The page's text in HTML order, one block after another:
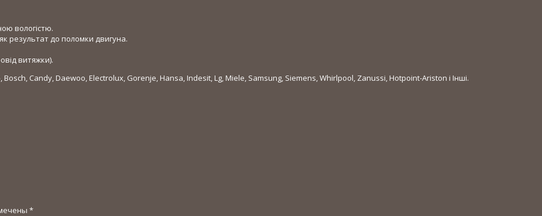
вологістю.
результат до поломки двигуна.
витяжки).
Candy, Daewoo, Electrolux, Gorenje, Hansa, Indesit, Lg, Miele, Samsung, Siemens, Whirlpool, Zanussi, Hotpoint-Ariston і Інші.
*